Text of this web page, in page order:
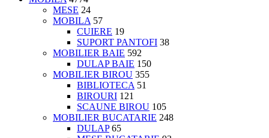
MESE 24
MOBILA 57
CUIERE 19
SUPORT PANTOFI 38
MOBILIER BAIE 592
DULAP BAIE 150
MOBILIER BIROU 355
BIBLIOTECA 51
BIROURI 121
SCAUNE BIROU 105
MOBILIER BUCATARIE 248
DULAP 65